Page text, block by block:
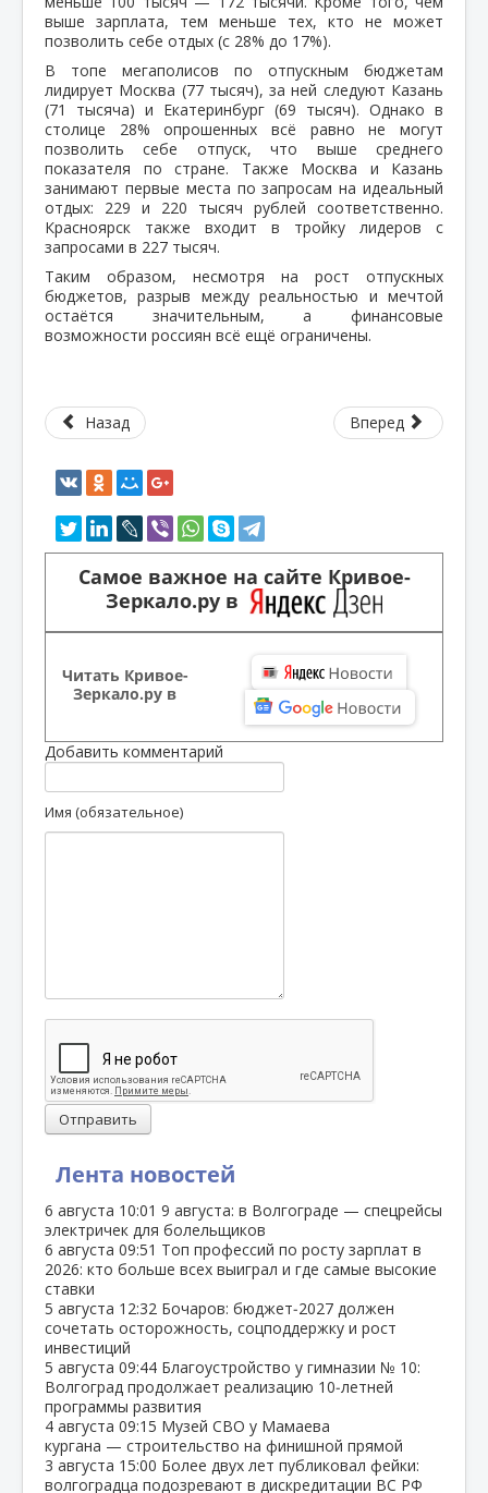
Лента новостей
6 августа 10:01 9 августа: в Волгограде — спецрейсы
электричек для болельщиков
6 августа 09:51 Топ профессий по росту зарплат в
2026: кто больше всех выиграл и где самые высокие
ставки
5 августа 12:32 Бочаров: бюджет‑2027 должен
сочетать осторожность, соцподдержку и рост
инвестиций
5 августа 09:44 Благоустройство у гимназии № 10:
Волгоград продолжает реализацию 10‑летней
программы развития
4 августа 09:15 Музей СВО у Мамаева
кургана — строительство на финишной прямой
3 августа 15:00 Более двух лет публиковал фейки:
волгоградца подозревают в дискредитации ВС РФ
выше зарплата, тем меньше тех, кто не может
позволить себе отдых (с 28% до 17%).
В топе мегаполисов по отпускным бюджетам
лидирует Москва (77 тысяч), за ней следуют Казань
(71 тысяча) и Екатеринбург (69 тысяч). Однако в
столице 28% опрошенных всё равно не могут
позволить себе отпуск, что выше среднего
показателя по стране. Также Москва и Казань
занимают первые места по запросам на идеальный
отдых: 229 и 220 тысяч рублей соответственно.
Красноярск также входит в тройку лидеров с
запросами в 227 тысяч.
Таким образом, несмотря на рост отпускных
бюджетов, разрыв между реальностью и мечтой
остаётся значительным, а финансовые
возможности россиян всё ещё ограничены.
Назад Вперед
Самое важное на сайте Кривое-
Зеркало.ру в
Читать Кривое-
Зеркало.ру в
Добавить комментарий
Имя (обязательное)
Отправить